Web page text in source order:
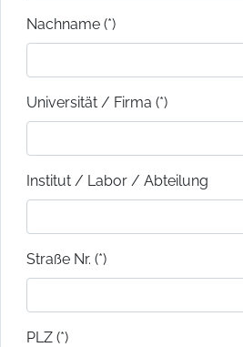
Nachname (*)
Universität / Firma (*)
Institut / Labor / Abteilung
Straße Nr. (*)
PLZ (*)